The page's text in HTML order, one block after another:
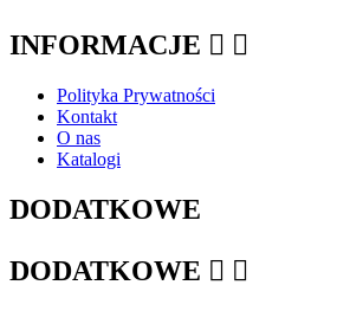
INFORMACJE  
Polityka Prywatności
Kontakt
O nas
Katalogi
DODATKOWE
DODATKOWE  